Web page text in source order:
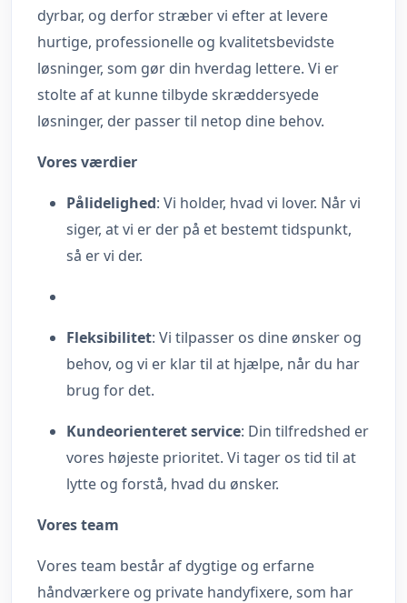
dyrbar, og derfor stræber vi efter at levere
hurtige, professionelle og kvalitetsbevidste
løsninger, som gør din hverdag lettere. Vi er
stolte af at kunne tilbyde skræddersyede
løsninger, der passer til netop dine behov.
Vores værdier
Pålidelighed: Vi holder, hvad vi lover. Når vi
siger, at vi er der på et bestemt tidspunkt,
så er vi der.
Fleksibilitet: Vi tilpasser os dine ønsker og
behov, og vi er klar til at hjælpe, når du har
brug for det.
Kundeorienteret service: Din tilfredshed er
vores højeste prioritet. Vi tager os tid til at
lytte og forstå, hvad du ønsker.
Vores team
Vores team består af dygtige og erfarne
håndværkere og private handyfixere, som har